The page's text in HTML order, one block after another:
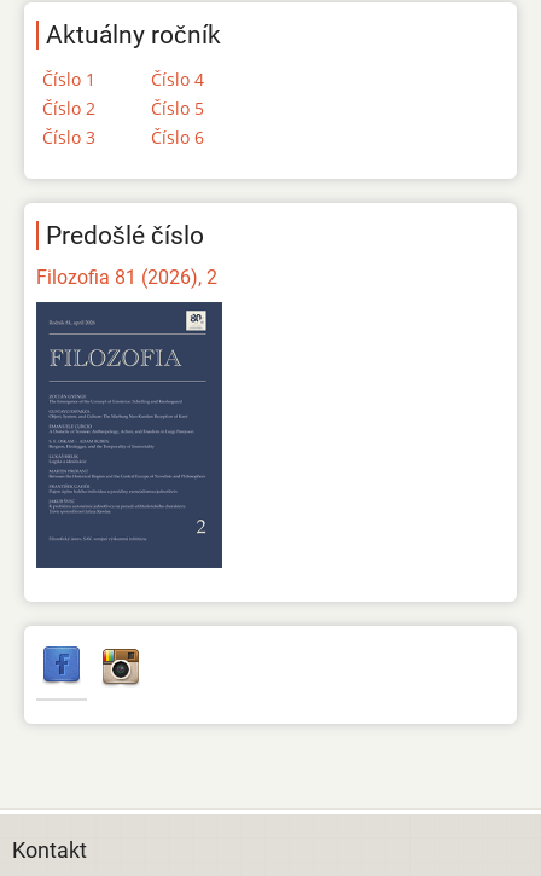
Aktuálny ročník
Číslo 1
Číslo 2
Číslo 3
Číslo 4
Číslo 5
Číslo 6
Predošlé číslo
Filozofia 81 (2026), 2
Kontakt